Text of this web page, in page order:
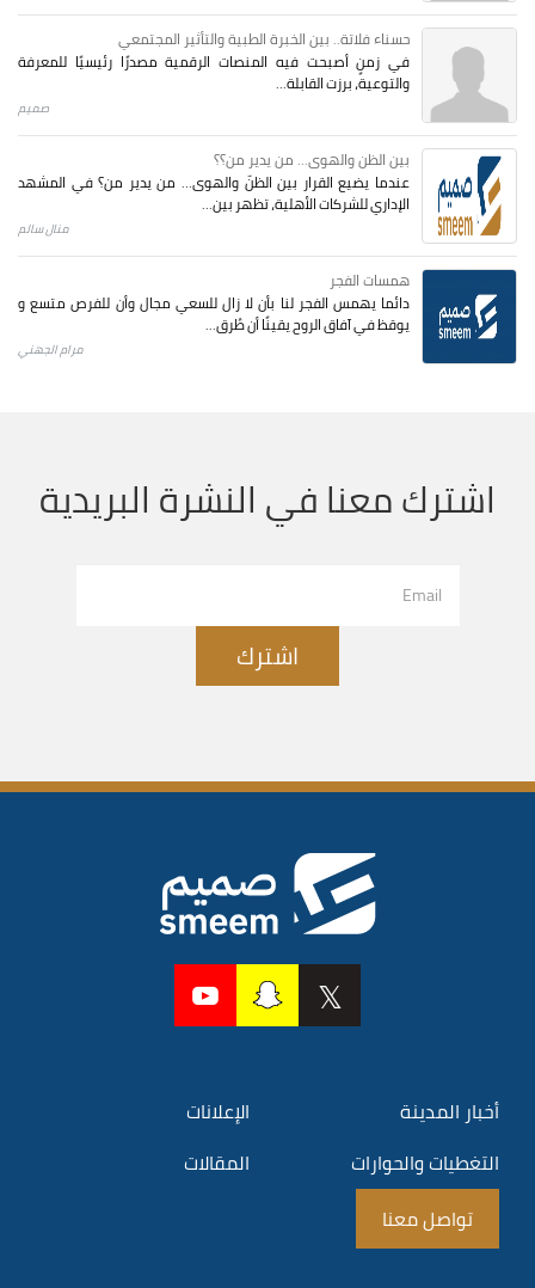
حسناء فلاتة.. بين الخبرة الطبية والتأثير المجتمعي
في زمنٍ أصبحت فيه المنصات الرقمية مصدرًا رئيسيًا للمعرفة
والتوعية، برزت القابلة...
صميم
بين الظن والهوى... من يدير من؟؟
عندما يضيع القرار بين الظنّ والهوى… من يدير من؟ في المشهد
الإداري للشركات الأهلية، تظهر بين...
منال سالم
همسات الفجر
دائما يهمس الفجر لنا بأن لا زال للسعي مجال وأن للفرص متسع و
يوقظ في آفاق الروح يقينًا أن طُرق...
مرام الجهني
اشترك معنا في النشرة البريدية
اشترك
أخبار المدينة
الإعلانات
التغطيات والحوارات
المقالات
تواصل معنا